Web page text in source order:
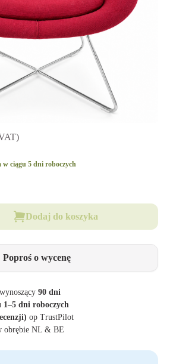
w ciągu 5 dni roboczych
Dodaj do koszyka
Poproś o wycenę
90 dni
1–5 dni roboczych
op TrustPilot
obrębie NL & BE